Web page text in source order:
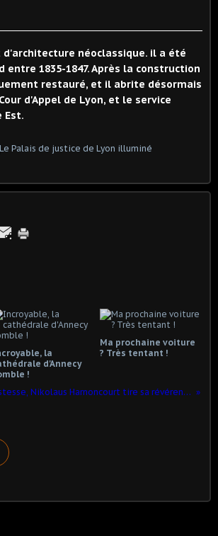
néoclassique. il a été
1835-1847. Après la construction
restauré, et il abrite désormais
d'Appel de Lyon, et le service
Est.
la
d'Annecy
!
Ma prochaine voiture
? Très tentant !
Grande tristesse, Nikolaus Harnoncourt tire sa révérence